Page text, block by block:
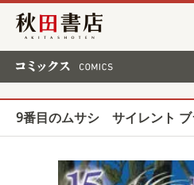
秋田書店
9番目のムサシ サイレント ブ